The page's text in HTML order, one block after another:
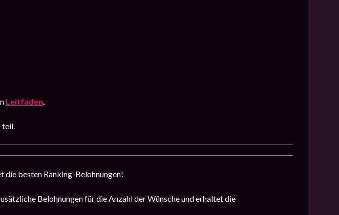
Leitfaden.
teil.
die besten Ranking-Belohnungen!
Belohnungen für die Anzahl der Wünsche und erhaltet die